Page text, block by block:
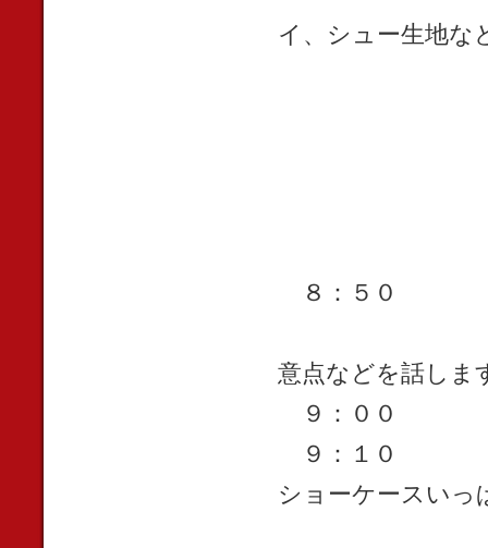
イ、シュー生地な
８：５０ 開
意点などを話しま
９：００ エ
９：１０ 10
ショーケースいっ